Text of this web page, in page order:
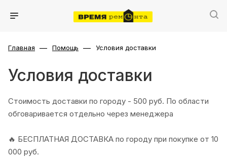
Главная — Помощь — Условия доставки
Условия доставки
Стоимость доставки по городу - 500 руб. По области
обговаривается отдельно через менеджера
🔥 БЕСПЛАТНАЯ ДОСТАВКА по городу при покупке от 10
000 руб.